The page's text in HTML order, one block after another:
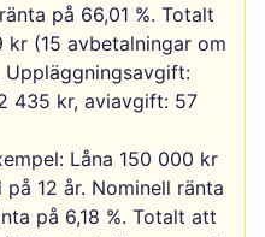
på 66,01 %. Totalt
(15 avbetalningar om
435 kr, aviavgift: 57
Låna 150 000 kr
12 år. Nominell ränta
på 6,18 %. Totalt att